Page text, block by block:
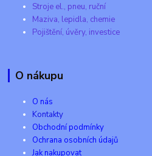
Stroje el., pneu, ruční
Maziva, lepidla, chemie
Pojištění, úvěry, investice
O nákupu
O nás
Kontakty
Obchodní podmínky
Ochrana osobních údajů
Jak nakupovat